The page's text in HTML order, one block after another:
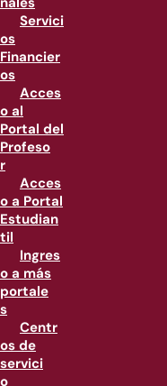
Servici
os
Financier
os
Acces
o al
Portal del
Profeso
r
Acces
o a Portal
Estudian
til
Ingres
o a más
portale
s
Centr
os de
servici
o